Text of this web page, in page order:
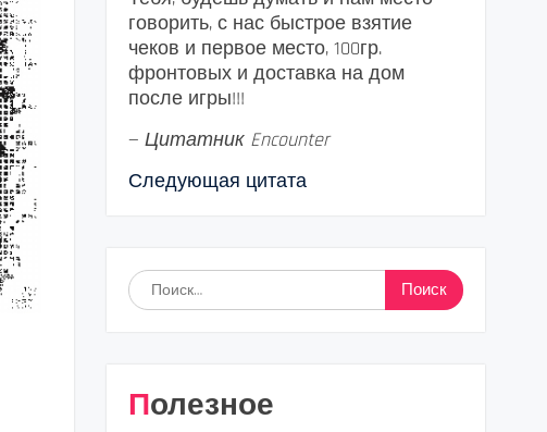
говорить, с нас быстрое взятие
чеков и первое место, 100гр.
фронтовых и доставка на дом
после игры!!!
— Цитатник Encounter
Следующая цитата
Найти:
Полезное